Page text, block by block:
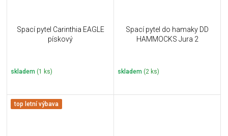
Spací pytel Carinthia EAGLE
pískový
skladem (1 ks)
Spací pytel do hamaky DD
HAMMOCKS Jura 2
skladem (2 ks)
top letní výbava